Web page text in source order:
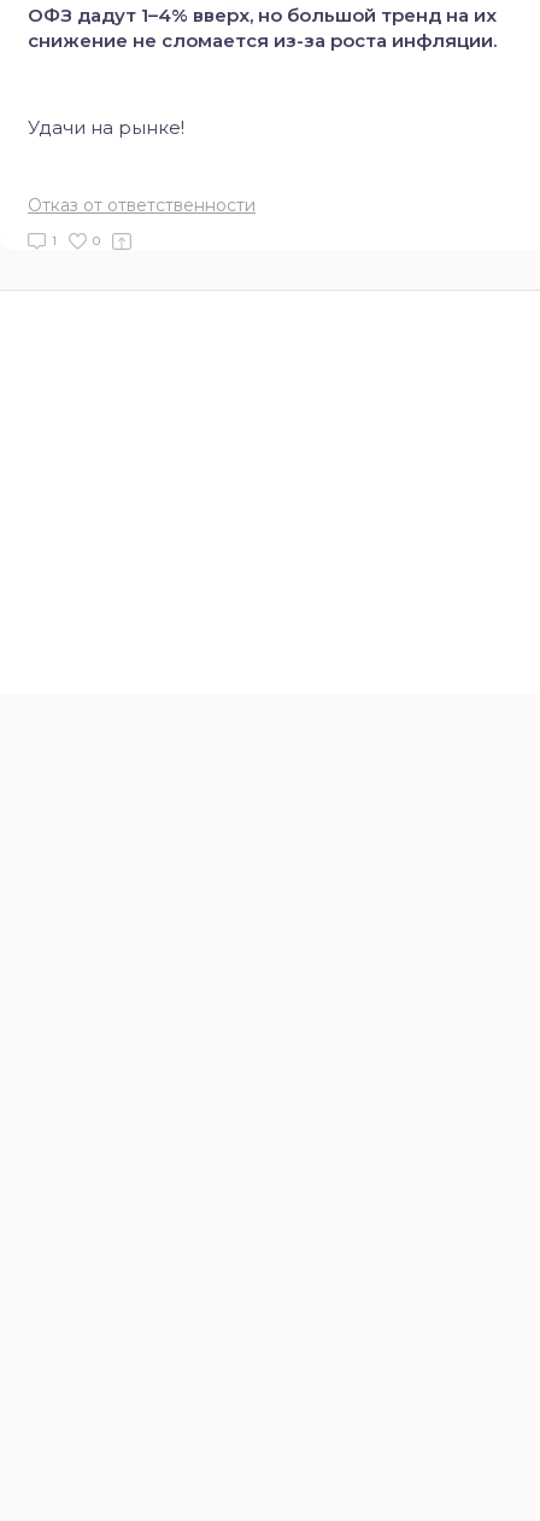
ОФЗ дадут 1–4% вверх, но большой тренд на их
снижение не сломается из-за роста инфляции.
Удачи на рынке!
Отказ от ответственности
1 0